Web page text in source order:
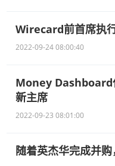
Wirecard前首席执
2022-09-24 08:00:40
Money Dashboard
新主席
2022-09-23 08:01:00
随着英杰华完成并